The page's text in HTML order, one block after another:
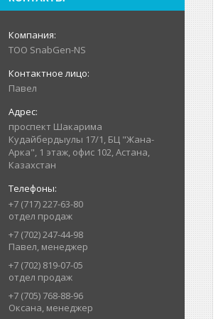
ТОО SnabGen-NS
Павел
проспект Шакарима
Кудайбердыулы 17/1, БЦ "Жана-
Арка", 1 этаж, офис 102, Астана,
Казахстан
+7 (717) 227-63-80
отдел продаж
+7 (702) 247-44-98
Павел, менеджер
+7 (702) 819-07-05
отдел продаж
+7 (705) 768-88-96
Оксана, менеджер